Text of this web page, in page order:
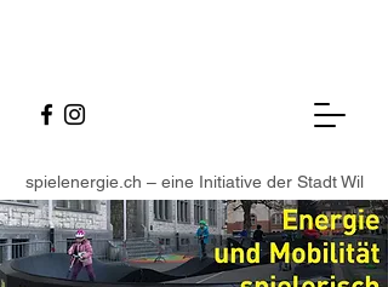
spielenergie.ch – eine Initiative der Stadt Wil